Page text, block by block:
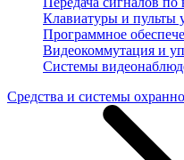
Клавиатуры и пульты
Программное
Видеокоммутация и
Системы
Средства и системы